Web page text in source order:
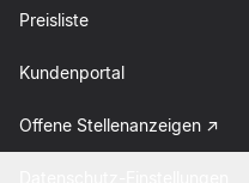
Preisliste
Kundenportal
Offene Stellenanzeigen